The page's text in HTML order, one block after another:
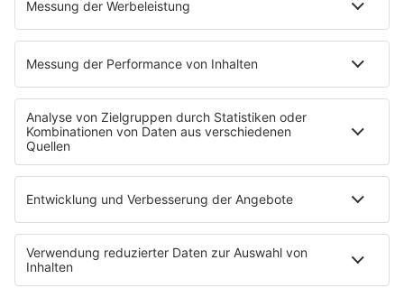
Neben gutem deutschen Pils oder Weizenbier gibt es
als paraguayische Party-Alternative einen Clericó. Das
ist die südamerikanische Sangria-Variante: Rotwein
oder Sekt gemischt mit gewürfelten Südfrüchten
(Melone, Orange, Banane) und viel Eis. Sehr süffig beim
Fußballschauen.
Teilt diese Seite mit euren Freunden